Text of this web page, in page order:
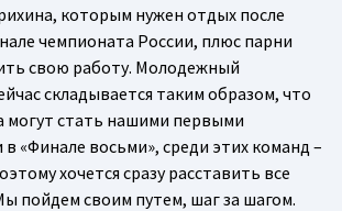
которым нужен отдых после
чемпионата России, плюс парни
свою работу. Молодежный
складывается таким образом, что
могут стать нашими первыми
«Финале восьми», среди этих команд –
хочется сразу расставить все
пойдем своим путем, шаг за шагом.